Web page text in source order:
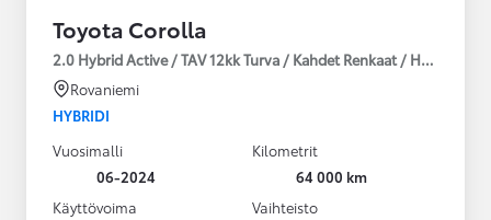
Toyota Corolla
2.0 Hybrid Active / TAV 12kk Turva / Kahdet Renkaat /
Rovaniemi
HYBRIDI
Vuosimalli
06-2024
Kilometrit
64 000 km
Käyttövoima
Vaihteisto